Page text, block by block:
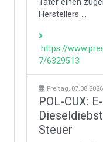
Täter einen
Herstellers ...
https://
7/6329513
Freitag, 07.08.2026
POL-CUX:
Steuer